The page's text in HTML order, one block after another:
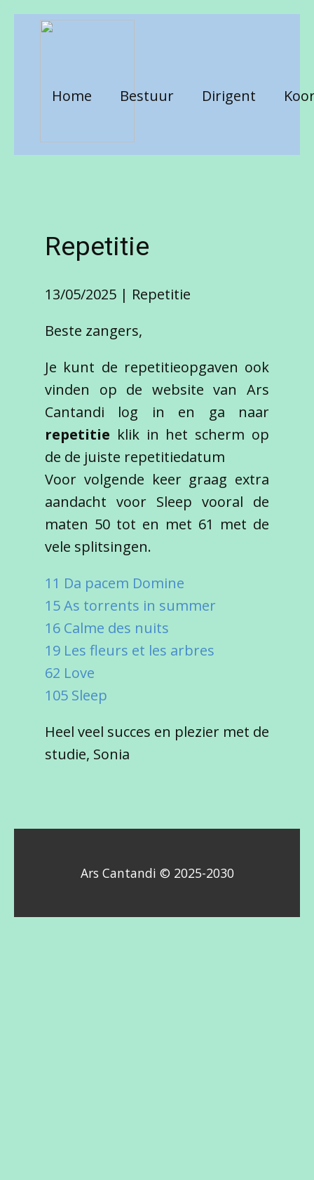
Home Bestuur Dirigent
Repetitie
13/05/2025
Repetitie
Beste zangers,
Je kunt de repetitieopgaven ook
vinden op de website van Ars
Cantandi log in en ga naar
repetitie klik in het scherm op
de de juiste repetitiedatum
Voor volgende keer graag extra
aandacht voor Sleep vooral de
maten 50 tot en met 61 met de
vele splitsingen.
11 Da pacem Domine
15 As torrents in summer
16 Calme des nuits
19 Les fleurs et les arbres
62 Love
105 Sleep
Heel veel succes en plezier met de
studie, Sonia
Ars Cantandi © 2025-2030